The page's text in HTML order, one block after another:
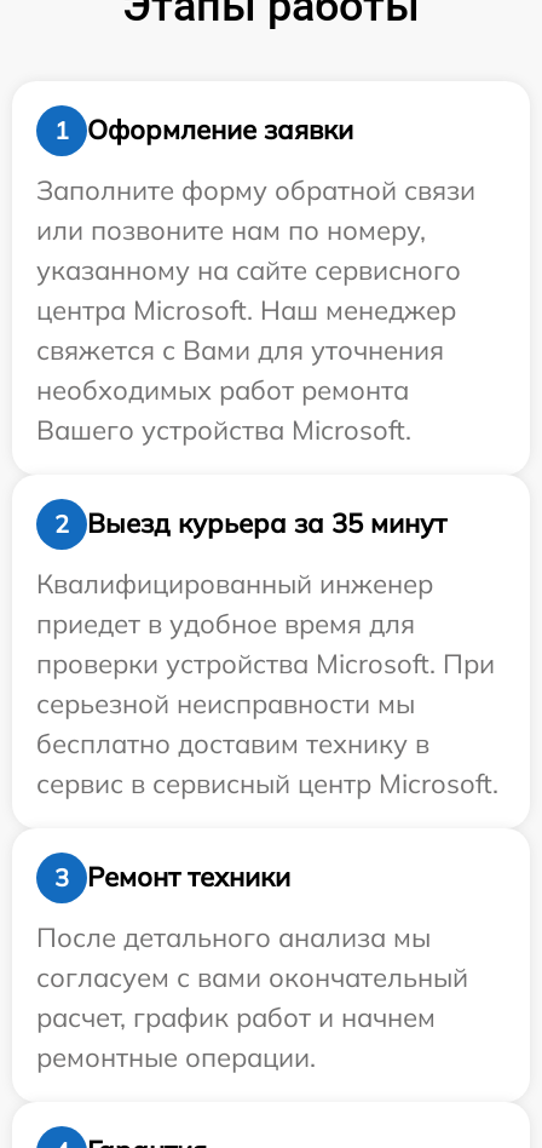
1
Оформление заявки
Заполните форму обратной связи
или позвоните нам по номеру,
указанному на сайте сервисного
центра Microsoft. Наш менеджер
свяжется с Вами для уточнения
необходимых работ ремонта
Вашего устройства Microsoft.
2
Выезд курьера за 35 минут
Квалифицированный инженер
приедет в удобное время для
проверки устройства Microsoft. При
серьезной неисправности мы
бесплатно доставим технику в
сервис в сервисный центр Microsoft.
3
Ремонт техники
После детального анализа мы
согласуем с вами окончательный
расчет, график работ и начнем
ремонтные операции.